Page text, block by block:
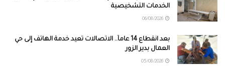
الخدمات التشخيصية
بعد انقطاع 14 عاماً.. الاتصالات تعيد خدمة الهاتف إلى حي
العمال بدير الزور